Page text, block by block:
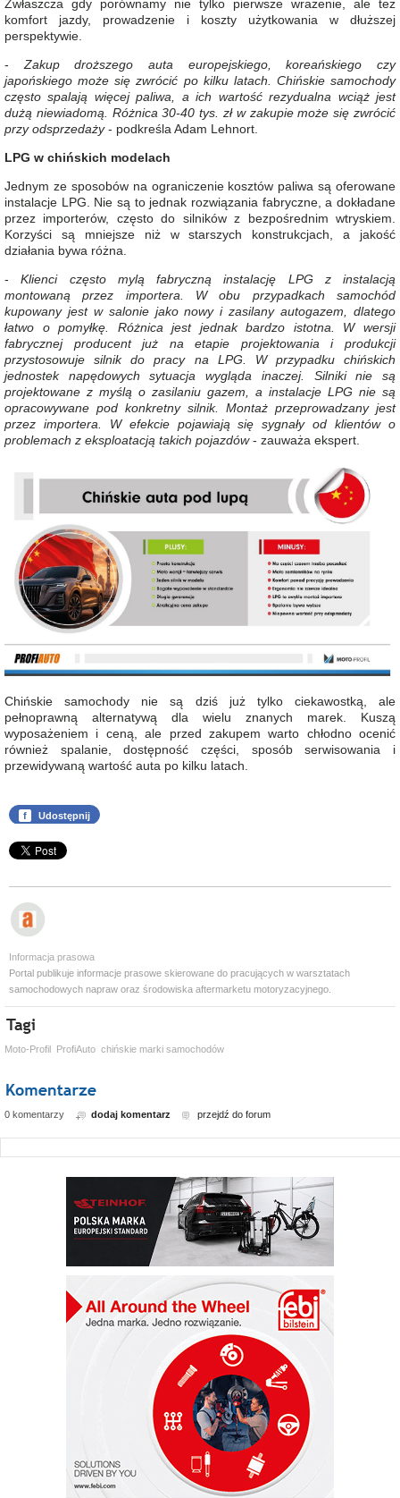
Zwłaszcza gdy porównamy nie tylko pierwsze wrażenie, ale też
komfort jazdy, prowadzenie i koszty użytkowania w dłuższej
perspektywie.
- Zakup droższego auta europejskiego, koreańskiego czy
japońskiego może się zwrócić po kilku latach. Chińskie samochody
często spalają więcej paliwa, a ich wartość rezydualna wciąż jest
dużą niewiadomą. Różnica 30-40 tys. zł w zakupie może się zwrócić
przy odsprzedaży- podkreśla Adam Lehnort.
LPG w chińskich modelach
Jednym ze sposobów na ograniczenie kosztów paliwa są oferowane
instalacje LPG. Nie są to jednak rozwiązania fabryczne, a dokładane
przez importerów, często do silników z bezpośrednim wtryskiem.
Korzyści są mniejsze niż w starszych konstrukcjach, a jakość
działania bywa różna.
-Klienci często mylą fabryczną instalację LPG z instalacją
montowaną przez importera. W obu przypadkach samochód
kupowany jest w salonie jako nowy i zasilany autogazem, dlatego
łatwo o pomyłkę. Różnica jest jednak bardzo istotna. W wersji
fabrycznej producent już na etapie projektowania i produkcji
przystosowuje silnik do pracy na LPG. W przypadku chińskich
jednostek napędowych sytuacja wygląda inaczej. Silniki nie są
projektowane z myślą o zasilaniu gazem, a instalacje LPG nie są
opracowywane pod konkretny silnik. Montaż przeprowadzany jest
przez importera. W efekcie pojawiają się sygnały od klientów o
problemach z eksploatacją takich pojazdów- zauważa ekspert.
Chińskie samochody nie są dziś już tylko ciekawostką, ale
pełnoprawną alternatywą dla wielu znanych marek. Kuszą
wyposażeniem i ceną, ale przed zakupem warto chłodno ocenić
również spalanie, dostępność części, sposób serwisowania i
przewidywaną wartość auta po kilku latach.
f Udostępnij
Informacja prasowa
Portal publikuje informacje prasowe skierowane do pracujących w warsztatach
samochodowych napraw oraz środowiska aftermarketu motoryzacyjnego.
Moto-Profil ProfiAuto chińskie marki samochodów
0 komentarzy dodaj komentarz przejdź do forum